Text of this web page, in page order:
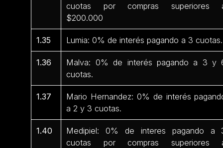
cuotas por compras superiores
$200.000
1.35 Lumia: 0% de interés pagando a 3 cuotas.
1.36
Malva: 0% de interés pagando a 3 y
cuotas.
1.37
Mario Hernandez: 0% de interés
a 2 y 3 cuotas.
1.40
Medipiel: 0% de interes pagando a
cuotas por compras superiores